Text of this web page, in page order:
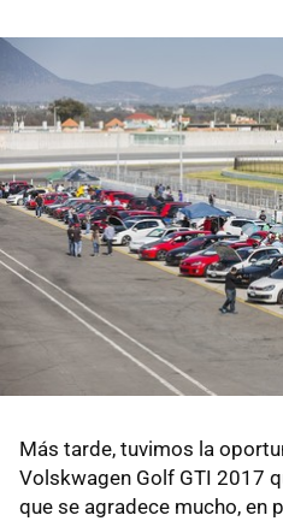
Más tarde, tuvimos la
Volskwagen Golf GTI 2017
que se agradece mucho, en